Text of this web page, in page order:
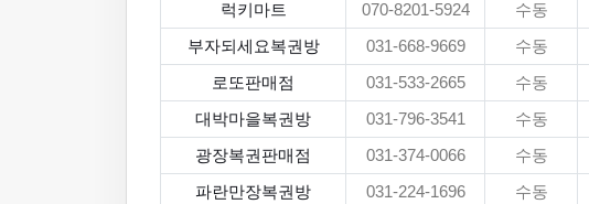
럭키마트 070-8201-5924 수동
부자되세요복권방 031-668-9669 수동
로또판매점 031-533-2665 수동
대박마을복권방 031-796-3541 수동
광장복권판매점 031-374-0066 수동
파란만장복권방 031-224-1696 수동